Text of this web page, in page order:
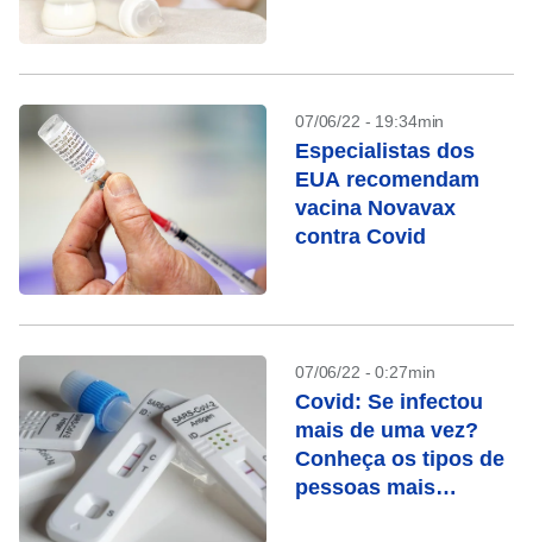
07/06/22 - 19:34min
Especialistas dos
EUA recomendam
vacina Novavax
contra Covid
07/06/22 - 0:27min
Covid: Se infectou
mais de uma vez?
Conheça os tipos de
pessoas mais